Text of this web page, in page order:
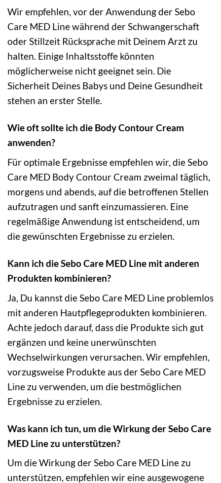
Wir empfehlen, vor der Anwendung der Sebo
Care MED Line während der Schwangerschaft
oder Stillzeit Rücksprache mit Deinem Arzt zu
halten. Einige Inhaltsstoffe könnten
möglicherweise nicht geeignet sein. Die
Sicherheit Deines Babys und Deine Gesundheit
stehen an erster Stelle.
Wie oft sollte ich die Body Contour Cream
anwenden?
Für optimale Ergebnisse empfehlen wir, die Sebo
Care MED Body Contour Cream zweimal täglich,
morgens und abends, auf die betroffenen Stellen
aufzutragen und sanft einzumassieren. Eine
regelmäßige Anwendung ist entscheidend, um
die gewünschten Ergebnisse zu erzielen.
Kann ich die Sebo Care MED Line mit anderen
Produkten kombinieren?
Ja, Du kannst die Sebo Care MED Line problemlos
mit anderen Hautpflegeprodukten kombinieren.
Achte jedoch darauf, dass die Produkte sich gut
ergänzen und keine unerwünschten
Wechselwirkungen verursachen. Wir empfehlen,
vorzugsweise Produkte aus der Sebo Care MED
Line zu verwenden, um die bestmöglichen
Ergebnisse zu erzielen.
Was kann ich tun, um die Wirkung der Sebo Care
MED Line zu unterstützen?
Um die Wirkung der Sebo Care MED Line zu
unterstützen, empfehlen wir eine ausgewogene